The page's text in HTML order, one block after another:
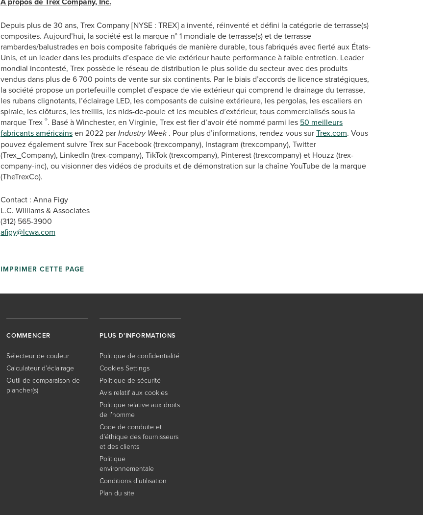
Depuis plus de 30 ans, Trex Company [NYSE : TREX] a inventé, réinventé et défini la catégorie de terrasse(s)
composites. Aujourd’hui, la société est la marque n° 1 mondiale de terrasse(s) et de terrasse
rambardes/balustrades en bois composite fabriqués de manière durable, tous fabriqués avec fierté aux États-
Unis, et un leader dans les produits d’espace de vie extérieur haute performance à faible entretien. Leader
mondial incontesté, Trex possède le réseau de distribution le plus solide du secteur avec des produits
vendus dans plus de 6 700 points de vente sur six continents. Par le biais d’accords de licence stratégiques,
la société propose un portefeuille complet d’espace de vie extérieur qui comprend le drainage du terrasse,
les rubans clignotants, l’éclairage LED, les composants de cuisine extérieure, les pergolas, les escaliers en
spirale, les clôtures, les treillis, les nids-de-poule et les meubles d’extérieur, tous commercialisés sous la
marque Trex ®. Basé à Winchester, en Virginie, Trex est fier d’avoir été nommé parmi les 50 meilleurs
fabricants américainsen 2022 parIndustry Week. Pour plus d’informations, rendez-vous surTrex.com. Vous
pouvez également suivre Trex sur Facebook (trexcompany), Instagram (trexcompany), Twitter
(Trex_Company), LinkedIn (trex-company), TikTok (trexcompany), Pinterest (trexcompany) et Houzz (trex-
company-inc), ou visionner des vidéos de produits et de démonstration sur la chaîne YouTube de la marque
(TheTrexCo).
Contact : Anna Figy
L.C. Williams & Associates
(312) 565-3900
afigy@lcwa.com
IMPRIMER CETTE PAGE
COMMENCER
Sélecteur de couleur
Calculateur d’éclairage
Outil de comparaison de
plancher(s)
PLUS D’INFORMATIONS
Politique de confidentialité
Cookies Settings
Politique de sécurité
Avis relatif aux cookies
Politique relative aux droits
de l’homme
Code de conduite et
d’éthique des fournisseurs
et des clients
Politique
environnementale
Conditions d’utilisation
Plan du site